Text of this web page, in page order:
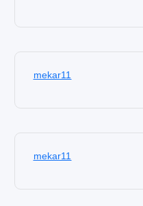
mekar11
mekar11